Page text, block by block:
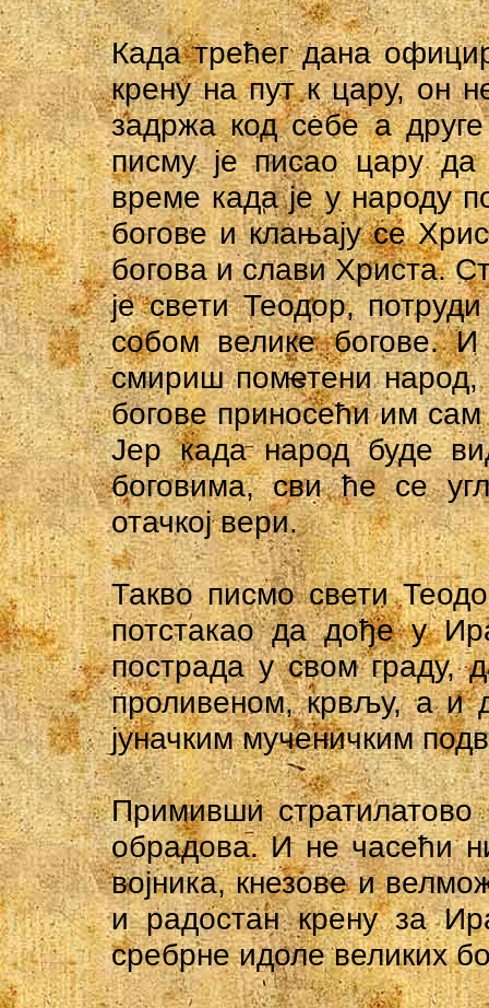
Када трећег дана
крену на пут к цару, он
задржа код себе а
писму је писао цару
време када је у народу
богове и клањају се
богова и слави Христа.
је свети Теодор,
собом велике богове.
смириш пометени народ,
богове приносећи им
Јер када народ буде
боговима, сви ће се
отачкој вери.
Такво писмо свети
потстакао да дође у
пострада у свом граду,
проливеном, крвљу, а и
јуначким мученичким
Примивши
обрадова. И не часећи
војника, кнезове и
и радостан крену за
сребрне идоле великих